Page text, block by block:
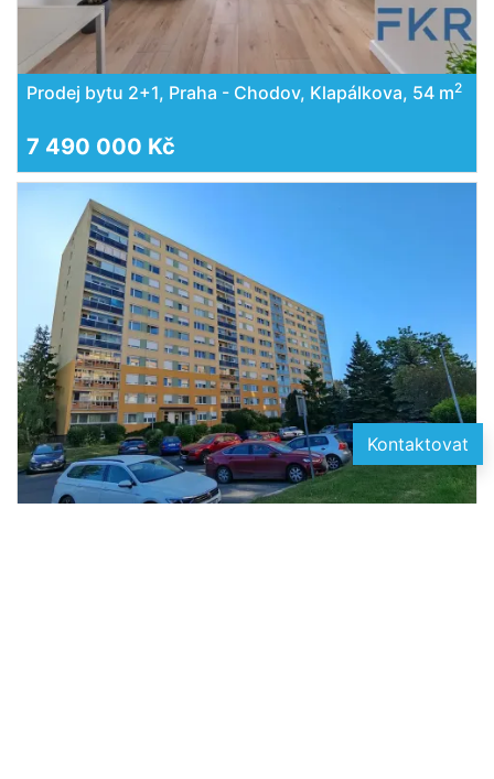
Prodej bytu 2+1, Praha - Chodov, Klapálkova, 54 m2
7 490 000 Kč
Kontaktovat